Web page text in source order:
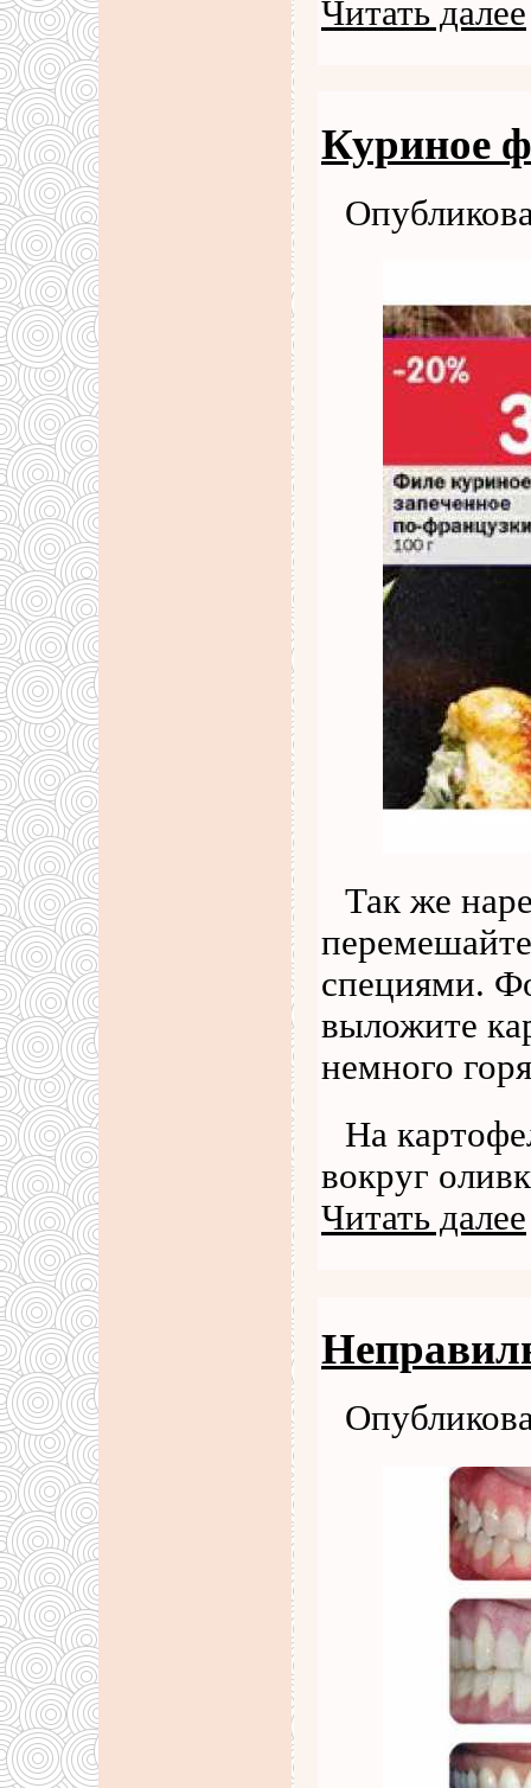
Читать далее
Куриное
Так же
специями.
выложите
немного
На
вокруг
Читать далее